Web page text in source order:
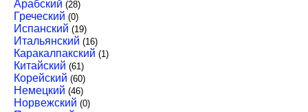
Арабский (28)
Греческий (0)
Испанский (19)
Итальянский (16)
Каракалпакский (1)
Китайский (61)
Корейский (60)
Немецкий (46)
Норвежский (0)